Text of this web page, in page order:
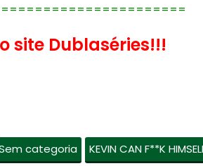
site Dublaséries!!!
categoria KEVIN CAN F**K